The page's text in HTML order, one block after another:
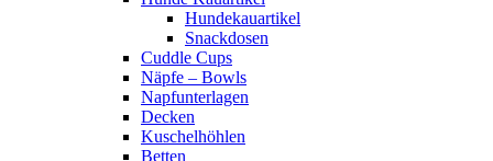
Hundekauartikel
Snackdosen
Cuddle Cups
Näpfe – Bowls
Napfunterlagen
Decken
Kuschelhöhlen
Betten